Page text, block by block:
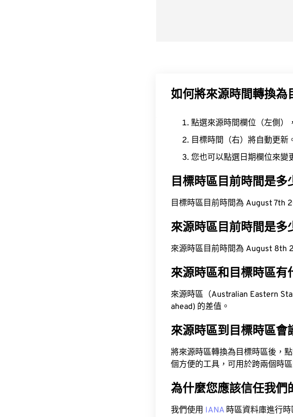
如何將來源時間轉換為
點選來源時間欄位（左側）
目標時間（右）將自動更新
您也可以點選日期欄位來變
目標時區目前時間是多
目標時區目前時間為 August 7th
來源時區目前時間是多
來源時區目前時間為 August 8th
來源時區和目標時區有
來源時區（Australian Eastern
ahead) 的差值。
來源時區到目標時區會
將來源時區轉換為目標時區後，
個方便的工具，可用於跨兩個時
為什麼您應該信任我們
我們使用 IANA 時區資料庫進行